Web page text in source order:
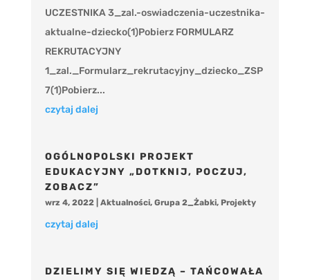
UCZESTNIKA 3_zal.-oswiadczenia-uczestnika-
aktualne-dziecko(1)Pobierz FORMULARZ
REKRUTACYJNY
1_zal._Formularz_rekrutacyjny_dziecko_ZSP
7(1)Pobierz...
czytaj dalej
OGÓLNOPOLSKI PROJEKT
EDUKACYJNY „DOTKNIJ, POCZUJ,
ZOBACZ”
wrz 4, 2022| Aktualności, Grupa 2_Żabki, Projekty
czytaj dalej
DZIELIMY SIĘ WIEDZĄ – TAŃCOWAŁA